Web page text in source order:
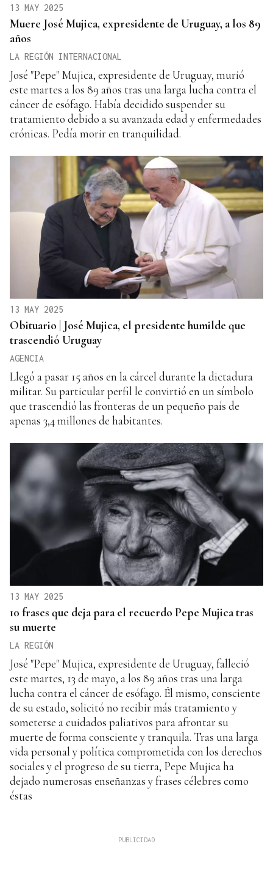
13 MAY 2025
Muere José Mujica, expresidente de Uruguay, a los 89
años
LA REGIÓN INTERNACIONAL
José "Pepe" Mujica, expresidente de Uruguay, murió
este martes a los 89 años tras una larga lucha contra el
cáncer de esófago. Había decidido suspender su
tratamiento debido a su avanzada edad y enfermedades
crónicas. Pedía morir en tranquilidad.
13 MAY 2025
Obituario | José Mujica, el presidente humilde que
trascendió Uruguay
AGENCIA
Llegó a pasar 15 años en la cárcel durante la dictadura
militar. Su particular perfil le convirtió en un símbolo
que trascendió las fronteras de un pequeño país de
apenas 3,4 millones de habitantes.
13 MAY 2025
10 frases que deja para el recuerdo Pepe Mujica tras
su muerte
LA REGIÓN
José "Pepe" Mujica, expresidente de Uruguay, falleció
este martes, 13 de mayo, a los 89 años tras una larga
lucha contra el cáncer de esófago. Él mismo, consciente
de su estado, solicitó no recibir más tratamiento y
someterse a cuidados paliativos para afrontar su
muerte de forma consciente y tranquila. Tras una larga
vida personal y política comprometida con los derechos
sociales y el progreso de su tierra, Pepe Mujica ha
dejado numerosas enseñanzas y frases célebres como
éstas